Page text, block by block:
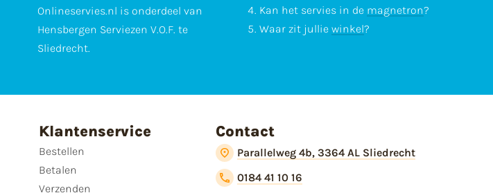
Onlineservies.nl is onderdeel van
Hensbergen Serviezen V.O.F. te
Sliedrecht.
Kan het servies in de magnetron?
Waar zit jullie winkel?
Klantenservice
Bestellen
Betalen
Verzenden
Contact
Parallelweg 4b, 3364 AL Sliedrecht
0184 41 10 16